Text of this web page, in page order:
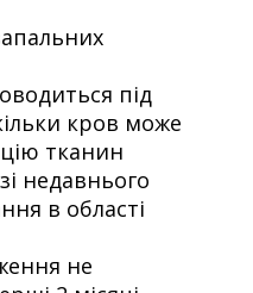
під
кров може
тканин
недавнього
в області
не